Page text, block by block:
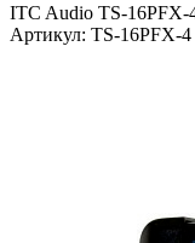
ITC Audio TS-16PFX-
Артикул: TS-16PFX-4